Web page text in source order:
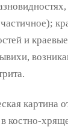
и
картина
костно-